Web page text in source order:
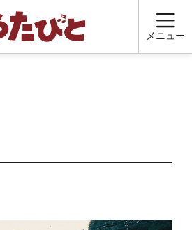
メニュー